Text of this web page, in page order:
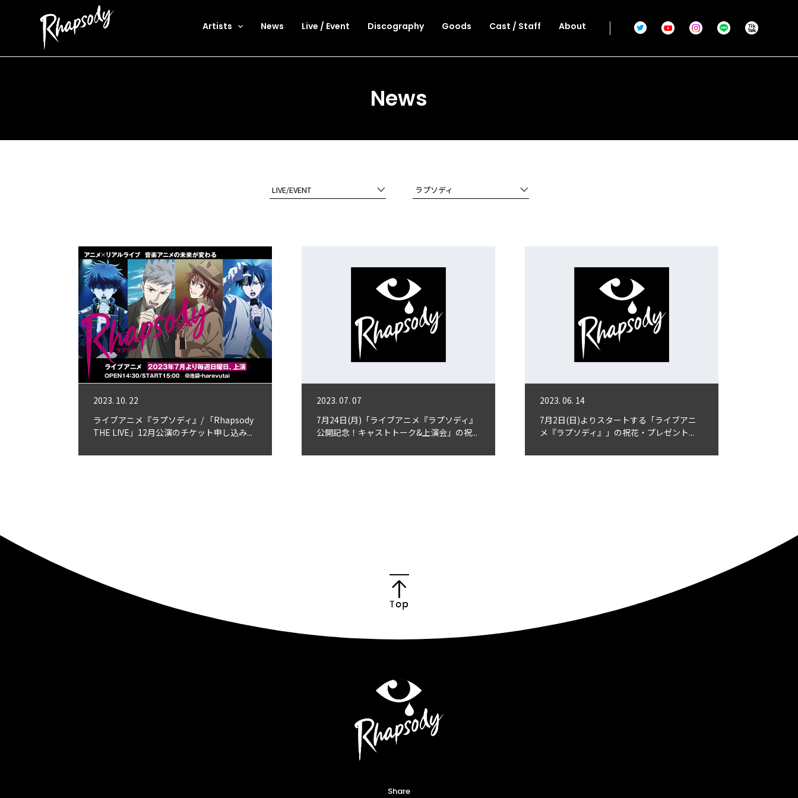
Artists News Live / Event Discography Goods Cast / Staff About
News
LIVE/EVENT ラプソディ
2023. 10. 22
ライブアニメ『ラプソディ』/ 「Rhapsody
THE LIVE」12月公演のチケット申し込み...
2023. 07. 07
7月24日(月)「ライブアニメ『ラプソディ』
公開記念！キャストトーク&上演会」の祝...
2023. 06. 14
7月2日(日)よりスタートする「ライブアニ
メ『ラプソディ』」の祝花・プレゼント...
Share